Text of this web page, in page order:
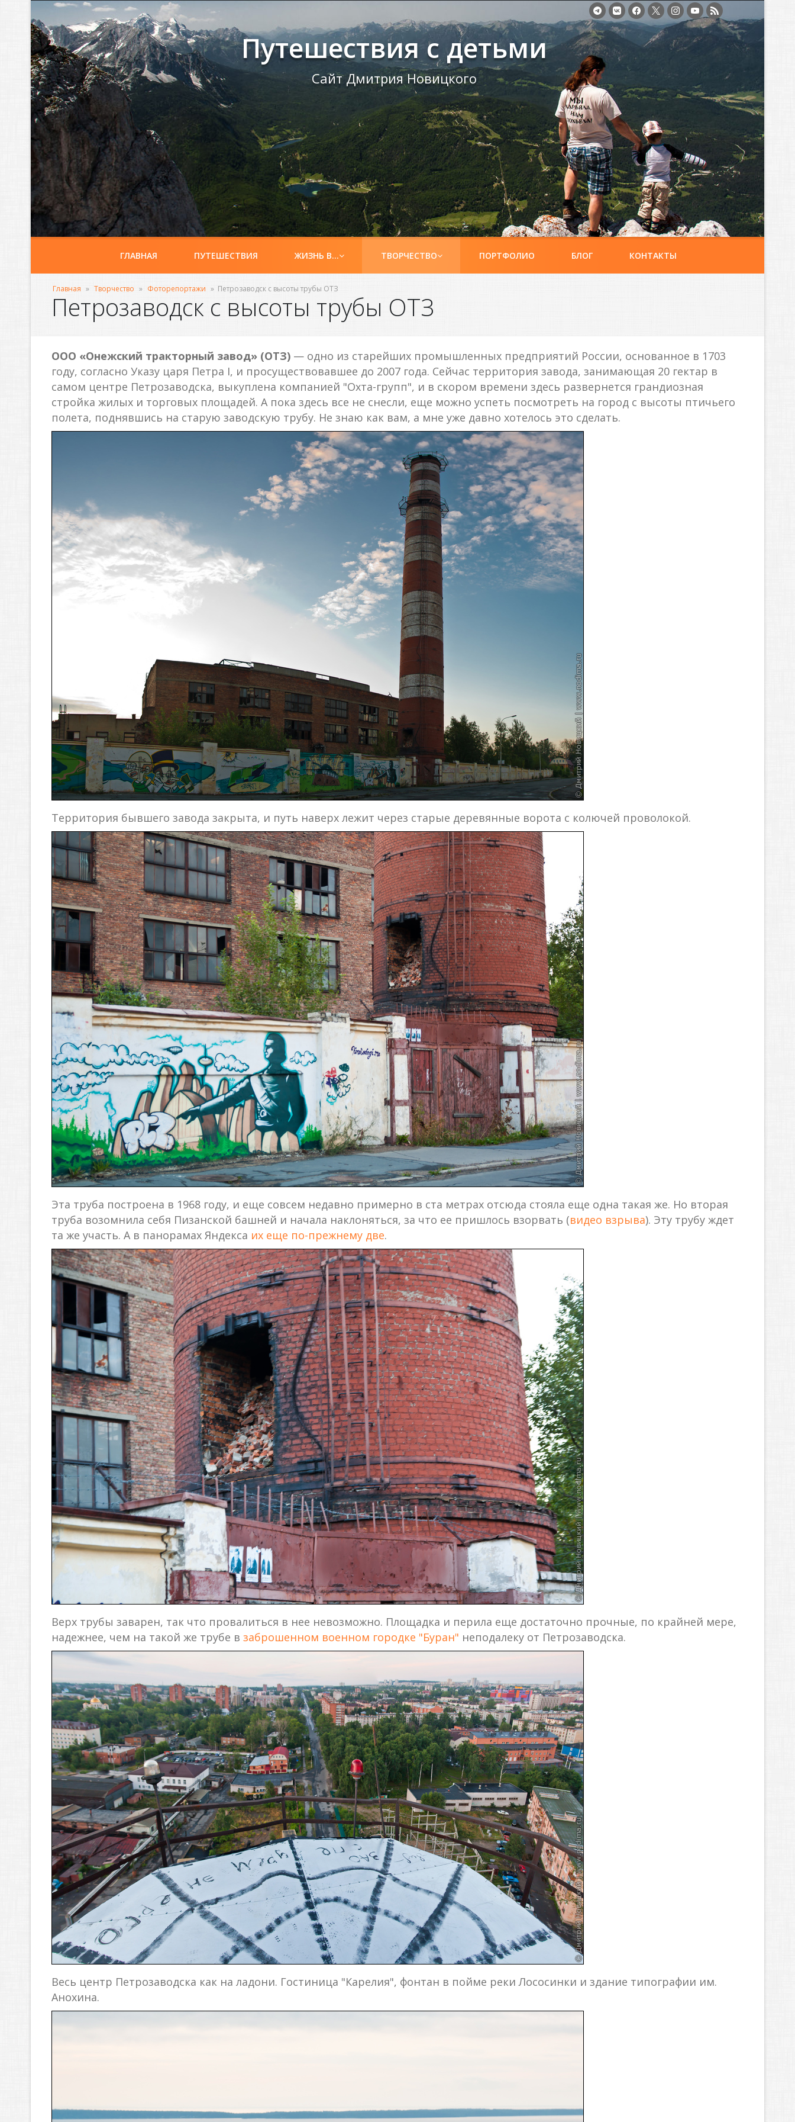
Путешествия с детьми
Сайт Дмитрия Новицкого
ГЛАВНАЯ ПУТЕШЕСТВИЯ ЖИЗНЬ В… ТВОРЧЕСТВО ПОРТФОЛИО БЛОГ КОНТАКТЫ
Главная » Творчество » Фоторепортажи » Петрозаводск с высоты трубы ОТЗ
Петрозаводск с высоты трубы ОТЗ
ООО «Онежский тракторный завод» (ОТЗ) — одно из старейших промышленных предприятий России, основанное в 1703
году, согласно Указу царя Петра I, и просуществовавшее до 2007 года. Сейчас территория завода, занимающая 20 гектар в
самом центре Петрозаводска, выкуплена компанией "Охта-групп", и в скором времени здесь развернется грандиозная
стройка жилых и торговых площадей. А пока здесь все не снесли, еще можно успеть посмотреть на город с высоты птичьего
полета, поднявшись на старую заводскую трубу. Не знаю как вам, а мне уже давно хотелось это сделать.
Территория бывшего завода закрыта, и путь наверх лежит через старые деревянные ворота с колючей проволокой.
Эта труба построена в 1968 году, и еще совсем недавно примерно в ста метрах отсюда стояла еще одна такая же. Но вторая
труба возомнила себя Пизанской башней и начала наклоняться, за что ее пришлось взорвать (видео взрыва). Эту трубу ждет
та же участь. А в панорамах Яндекса их еще по-прежнему две.
Верх трубы заварен, так что провалиться в нее невозможно. Площадка и перила еще достаточно прочные, по крайней мере,
надежнее, чем на такой же трубе в заброшенном военном городке "Буран" неподалеку от Петрозаводска.
Весь центр Петрозаводска как на ладони. Гостиница "Карелия", фонтан в пойме реки Лососинки и здание типографии им.
Анохина.